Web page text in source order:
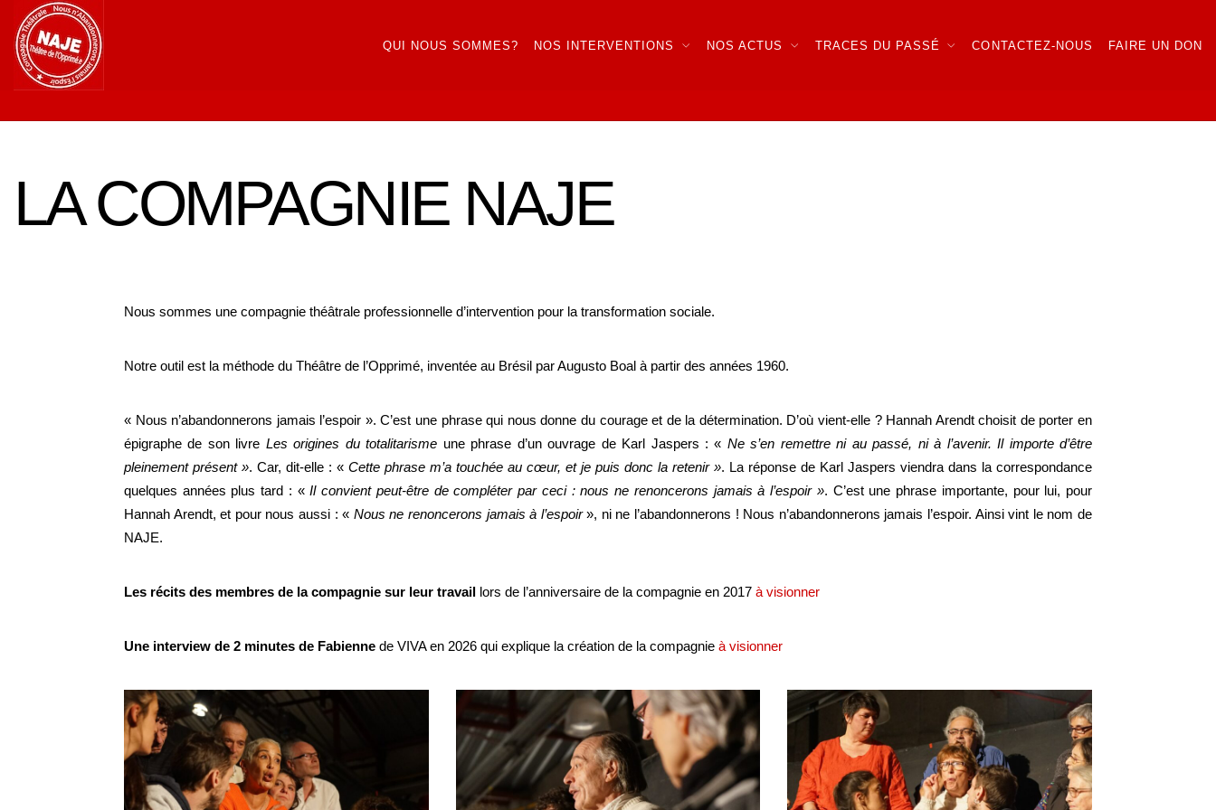
QUI NOUS SOMMES? NOS INTERVENTIONS NOS ACTUS TRACES DU PASSÉ CONTACTEZ-NOUS FAIRE UN DON
LA COMPAGNIE NAJE
Nous sommes une compagnie théâtrale professionnelle d’intervention pour la transformation sociale.
Notre outil est la méthode du Théâtre de l’Opprimé, inventée au Brésil par Augusto Boal à partir des années 1960.
« Nous n’abandonnerons jamais l’espoir ». C’est une phrase qui nous donne du courage et de la détermination. D’où vient-elle ? Hannah Arendt choisit de porter en
épigraphe de son livre Les origines du totalitarisme une phrase d’un ouvrage de Karl Jaspers : « Ne s’en remettre ni au passé, ni à l’avenir. Il importe d’être
pleinement présent ». Car, dit-elle : « Cette phrase m’a touchée au cœur, et je puis donc la retenir ». La réponse de Karl Jaspers viendra dans la correspondance
quelques années plus tard : «Il convient peut-être de compléter par ceci : nous ne renoncerons jamais à l’espoir ». C’est une phrase importante, pour lui, pour
Hannah Arendt, et pour nous aussi : « Nous ne renoncerons jamais à l’espoir», ni ne l’abandonnerons ! Nous n’abandonnerons jamais l’espoir. Ainsi vint le nom de
NAJE.
Les récits des membres de la compagnie sur leur travail lors de l’anniversaire de la compagnie en 2017 à visionner
Une interview de 2 minutes de Fabienne de VIVA en 2026 qui explique la création de la compagnie à visionner